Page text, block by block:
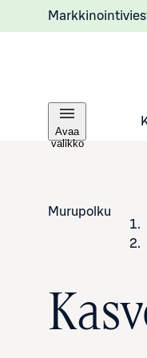
Avaa
valikko
Murupolku